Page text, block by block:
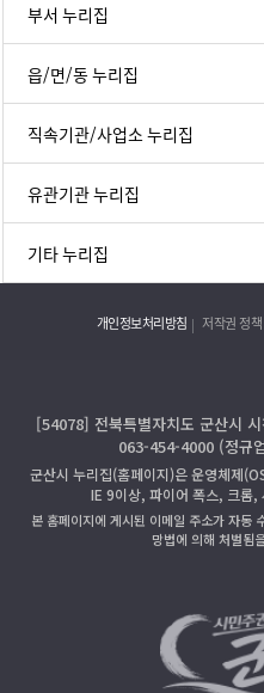
부서 누리집
읍/면/동 누리집
직속기관/사업소 누리집
유관기관 누리집
기타 누리집
개인정보처리방침 저작권 정책
[54078] 전북특별자치도 군산시
063-454-4000 (정규
군산시 누리집(홈페이지)은 운영체제
IE 9이상, 파이어 폭스, 크롬,
본 홈페이지에 게시된 이메일 주소가 자동
망법에 의해 처벌됨